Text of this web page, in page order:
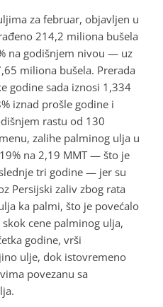
za februar, objavljen u
214,2 miliona bušela
na godišnjem nivou — uz
miliona bušela. Prerada
godine sada iznosi 1,334
iznad prošle godine i
rastu od 130
zalihe palminog ulja u
na 2,19 MMT — što je
tri godine — jer su
Persijski zaliv zbog rata
ka palmi, što je povećalo
cene palminog ulja,
godine, vrši
ulje, dok istovremeno
povezanu sa